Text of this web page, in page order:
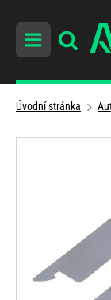
Úvodní stránka